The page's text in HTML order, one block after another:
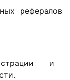
рефералов
и